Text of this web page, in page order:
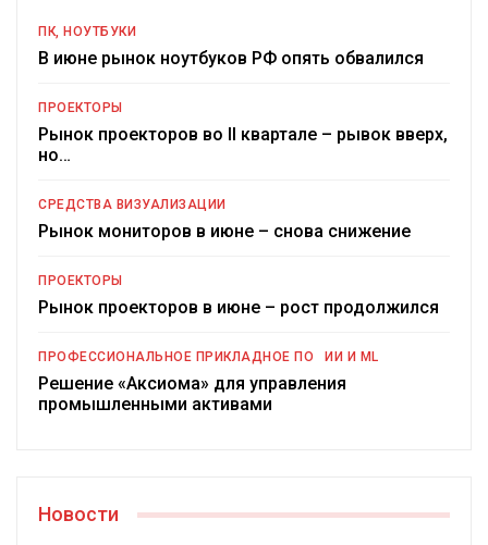
ПК, НОУТБУКИ
В июне рынок ноутбуков РФ опять обвалился
ПРОЕКТОРЫ
Рынок проекторов во II квартале – рывок вверх,
но…
СРЕДСТВА ВИЗУАЛИЗАЦИИ
Рынок мониторов в июне – снова снижение
ПРОЕКТОРЫ
Рынок проекторов в июне – рост продолжился
ПРОФЕССИОНАЛЬНОЕ ПРИКЛАДНОЕ ПО ИИ И ML
Решение «Аксиома» для управления
промышленными активами
Новости